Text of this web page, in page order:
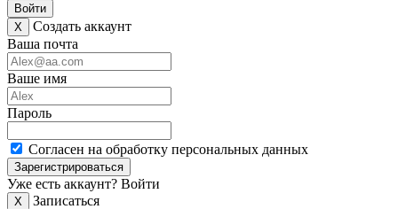
Войти
X
Создать аккаунт
Ваша почта
Ваше имя
Пароль
Согласен на обработку персональных данных
Зарегистрироваться
Уже есть аккаунт? Войти
X
Записаться